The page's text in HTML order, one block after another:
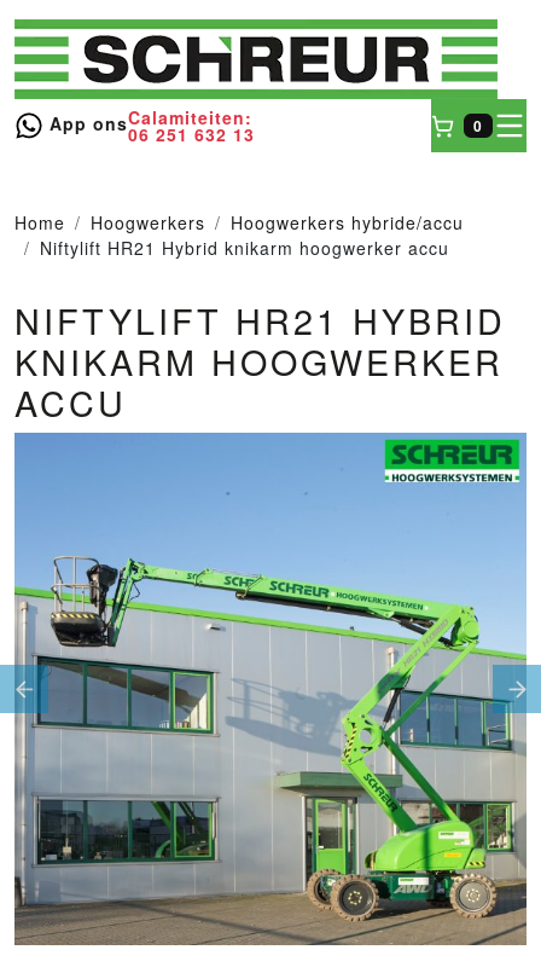
App onsCalamiteiten:
06 251 632 13 0
Home Hoogwerkers
Hoogwerkers hybride/accu
Niftylift HR21 Hybrid knikarm hoogwerker accu
NIFTYLIFT HR21 HYBRID
KNIKARM HOOGWERKER
ACCU
Previous